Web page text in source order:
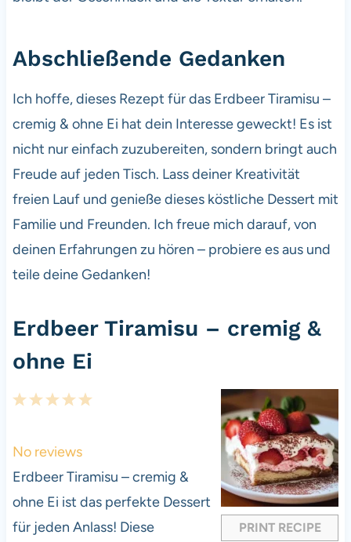
Abschließende Gedanken
Ich hoffe, dieses Rezept für das Erdbeer Tiramisu –
cremig & ohne Ei hat dein Interesse geweckt! Es ist
nicht nur einfach zuzubereiten, sondern bringt auch
Freude auf jeden Tisch. Lass deiner Kreativität
freien Lauf und genieße dieses köstliche Dessert mit
Familie und Freunden. Ich freue mich darauf, von
deinen Erfahrungen zu hören – probiere es aus und
teile deine Gedanken!
Erdbeer Tiramisu – cremig &
ohne Ei
PRINT RECIPE
5
a
r
s
4
t
a
r
s
3
t
a
r
s
2
t
a
r
s
1
t
a
r
No reviews
Erdbeer Tiramisu – cremig &
ohne Ei ist das perfekte Dessert
für jeden Anlass! Diese